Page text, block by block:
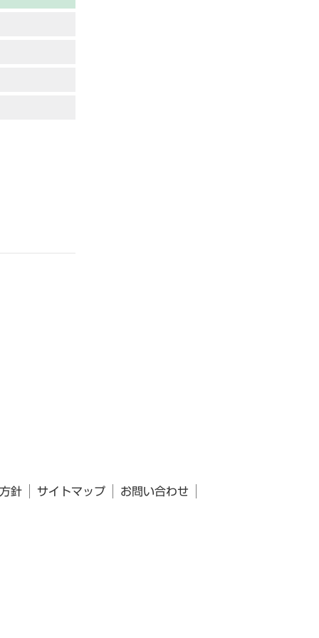
針 サイトマップ お問い合わせ